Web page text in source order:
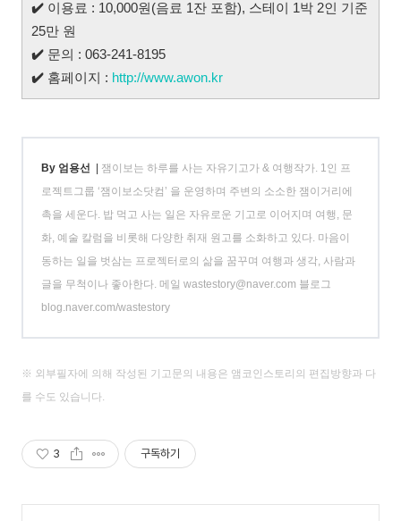
✔️ 이용료 : 10,000원(음료 1잔 포함), 스테이 1박 2인 기준
25만 원
✔️ 문의 : 063-241-8195
✔️ 홈페이지 : http://www.awon.kr
By 엄용선 | 잼이보는 하루를 사는 자유기고가 & 여행작가. 1인 프
로젝트그룹 ‘잼이보소닷컴’ 을 운영하며 주변의 소소한 잼이거리에
촉을 세운다. 밥 먹고 사는 일은 자유로운 기고로 이어지며 여행, 문
화, 예술 칼럼을 비롯해 다양한 취재 원고를 소화하고 있다. 마음이
동하는 일을 벗삼는 프로젝터로의 삶을 꿈꾸며 여행과 생각, 사람과
글을 무척이나 좋아한다. 메일 wastestory@naver.com 블로그
blog.naver.com/wastestory
※ 외부필자에 의해 작성된 기고문의 내용은 앰코인스토리의 편집방향과 다
를 수도 있습니다.
3 구독하기